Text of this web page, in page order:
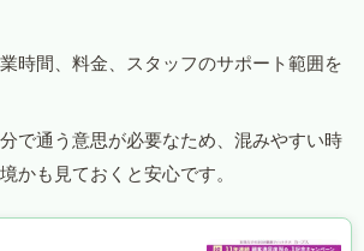
時間、料金、スタッフのサポート範囲を
で通う意思が必要なため、混みやすい時
かも見ておくと安心です。